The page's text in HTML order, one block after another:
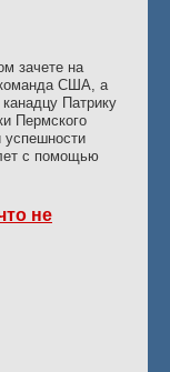
зачете на
США, а
Патрику
Пермского
успешности
с помощью
не